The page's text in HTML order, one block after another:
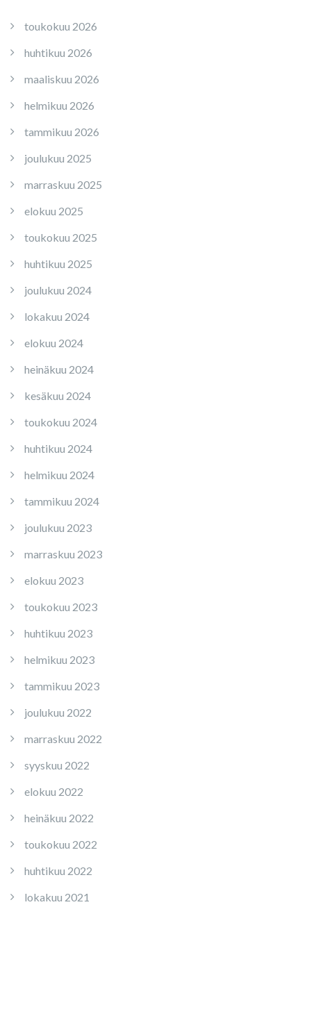
toukokuu 2026
huhtikuu 2026
maaliskuu 2026
helmikuu 2026
tammikuu 2026
joulukuu 2025
marraskuu 2025
elokuu 2025
toukokuu 2025
huhtikuu 2025
joulukuu 2024
lokakuu 2024
elokuu 2024
heinäkuu 2024
kesäkuu 2024
toukokuu 2024
huhtikuu 2024
helmikuu 2024
tammikuu 2024
joulukuu 2023
marraskuu 2023
elokuu 2023
toukokuu 2023
huhtikuu 2023
helmikuu 2023
tammikuu 2023
joulukuu 2022
marraskuu 2022
syyskuu 2022
elokuu 2022
heinäkuu 2022
toukokuu 2022
huhtikuu 2022
lokakuu 2021